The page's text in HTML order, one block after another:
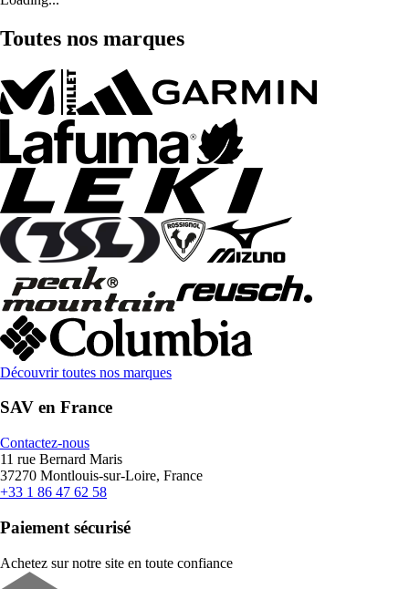
Toutes nos marques
Découvrir toutes nos marques
SAV en France
Contactez-nous
11 rue Bernard Maris
37270 Montlouis-sur-Loire, France
+33 1 86 47 62 58
Paiement sécurisé
Achetez sur notre site en toute confiance